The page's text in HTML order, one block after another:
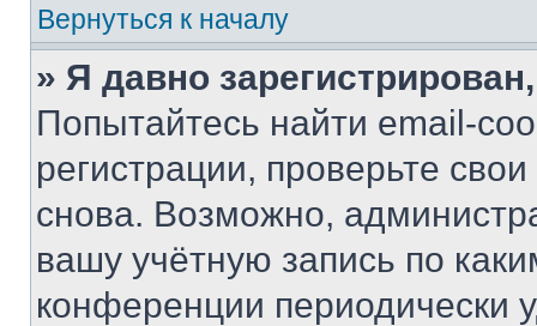
Вернуться к началу
» Я давно
Попытайтесь найти email-
регистрации, проверьте
снова. Возможно,
вашу учётную запись по
конференции периодически